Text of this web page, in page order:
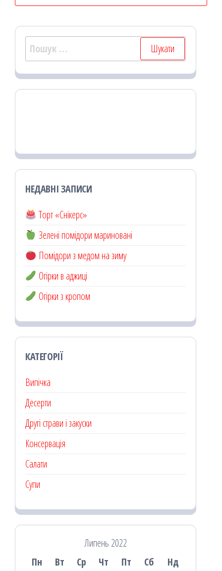
Пошук:
НЕДАВНІ ЗАПИСИ
Торт «Снікерс»
Зелені помідори мариновані
Помідори з медом на зиму
Огірки в аджиці
Огірки з кропом
КАТЕГОРІЇ
Випічка
Десерти
Другі страви і закуски
Консервація
Салати
Супи
Липень 2022
Пн
Вт Ср Чт Пт Сб
Нд